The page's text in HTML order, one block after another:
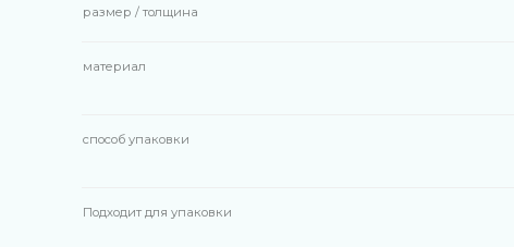
размер / толщина
материал
способ упаковки
Подходит для упаковки